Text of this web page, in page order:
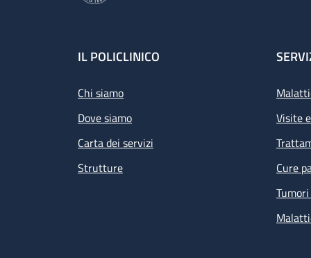
Footer
IL POLICLINICO
Chi siamo
Dove siamo
Carta dei servizi
Strutture
Visite
Cure